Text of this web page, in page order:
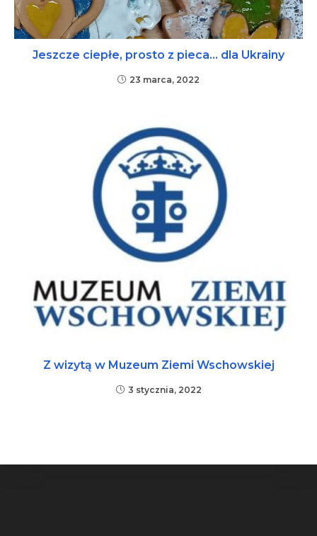
Jeszcze ciepłe, prosto z pieca… dla Ukrainy
23 marca, 2022
Z wizytą w Muzeum Ziemi Wschowskiej
3 stycznia, 2022